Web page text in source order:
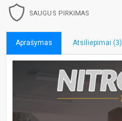
SAUGUS PIRKIMAS
Aprašymas Atsiliepimai (3)